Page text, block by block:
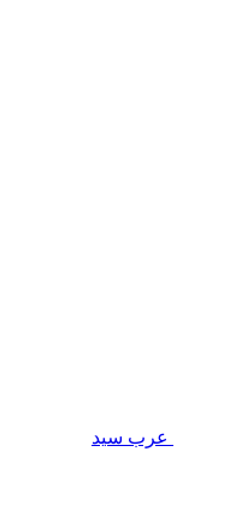
عرب سيد